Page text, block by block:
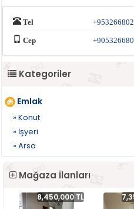
Tel
Cep
Kategoriler
Emlak
» Konut
» İşyeri
» Arsa
Mağaza İlanları
8,450,000 TL